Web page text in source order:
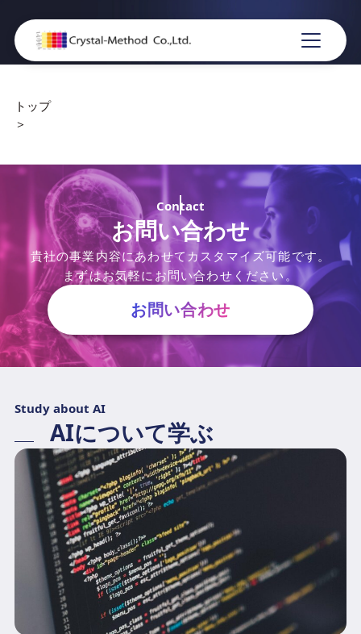
トップ
＞
Contact
お問い合わせ
貴社の事業内容にあわせてカスタマイズ可能です。
まずはお気軽にお問い合わせください。
お問い合わせ
Study about AI
AIについて学ぶ